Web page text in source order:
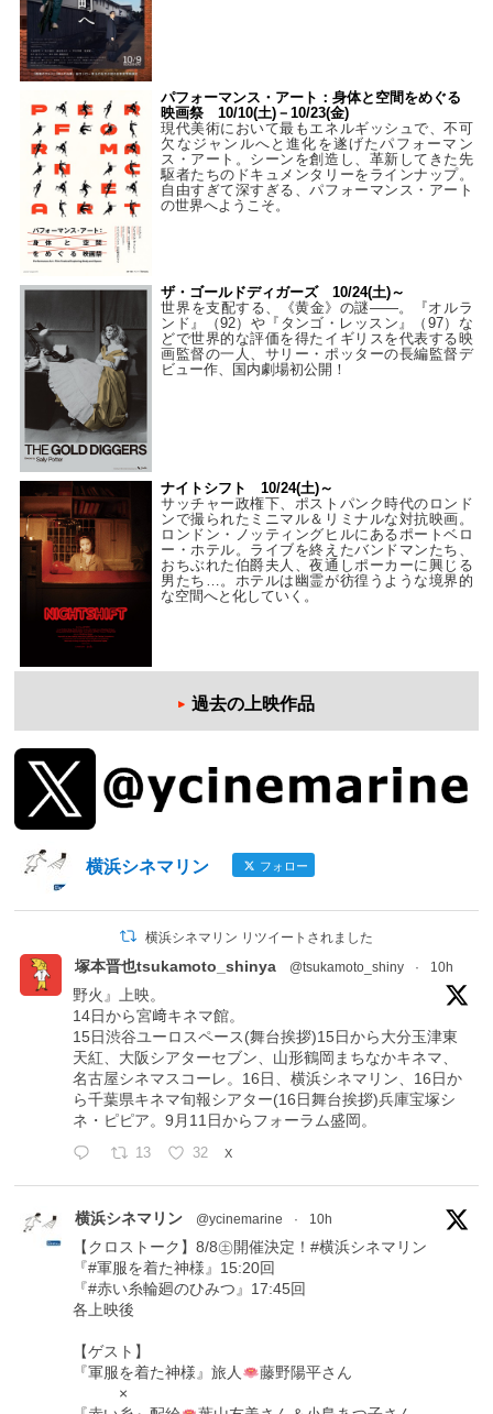
パフォーマンス・アート：身体と空間をめぐる
映画祭 10/10(土)－10/23(金)
現代美術において最もエネルギッシュで、不可
欠なジャンルへと進化を遂げたパフォーマン
ス・アート。シーンを創造し、革新してきた先
駆者たちのドキュメンタリーをラインナップ。
自由すぎて深すぎる、パフォーマンス・アート
の世界へようこそ。
ザ・ゴールドディガーズ 10/24(土)～
世界を支配する、《黄金》の謎――。『オルラ
ンド』（92）や『タンゴ・レッスン』（97）な
どで世界的な評価を得たイギリスを代表する映
画監督の一人、サリー・ポッターの長編監督デ
ビュー作、国内劇場初公開！
ナイトシフト 10/24(土)～
サッチャー政権下、ポストパンク時代のロンド
ンで撮られたミニマル＆リミナルな対抗映画。
ロンドン・ノッティングヒルにあるポートベロ
ー・ホテル。ライブを終えたバンドマンたち、
おちぶれた伯爵夫人、夜通しポーカーに興じる
男たち…。ホテルは幽霊が彷徨うような境界的
な空間へと化していく。
過去の上映作品
横浜シネマリン フォロー
横浜シネマリン リツイートされました
塚本晋也tsukamoto_shinya @tsukamoto_shiny · 10h
野火』上映。
14日から宮﨑キネマ館。
15日渋谷ユーロスペース(舞台挨拶)15日から大分玉津東
天紅、大阪シアターセブン、山形鶴岡まちなかキネマ、
名古屋シネマスコーレ。16日、横浜シネマリン、16日か
ら千葉県キネマ旬報シアター(16日舞台挨拶)兵庫宝塚シ
ネ・ピピア。9月11日からフォーラム盛岡。
13 32 X
横浜シネマリン @ycinemarine · 10h
【クロストーク】8/8㊏開催決定！#横浜シネマリン
『#軍服を着た神様』15:20回
『#赤い糸輪廻のひみつ』17:45回
各上映後
【ゲスト】
『軍服を着た神様』旅人
藤野陽平さん
×